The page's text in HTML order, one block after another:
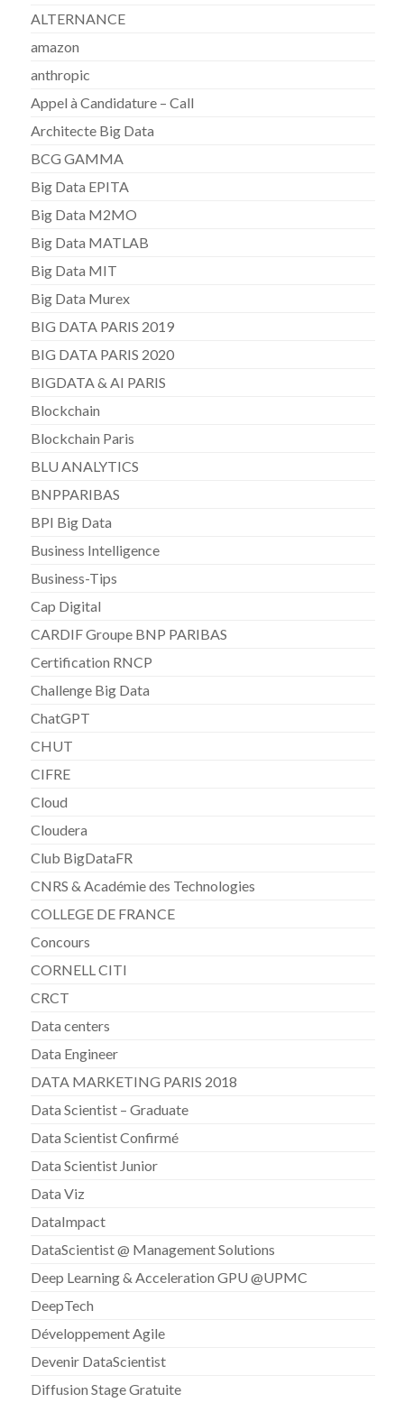
ALTERNANCE
amazon
anthropic
Appel à Candidature – Call
Architecte Big Data
BCG GAMMA
Big Data EPITA
Big Data M2MO
Big Data MATLAB
Big Data MIT
Big Data Murex
BIG DATA PARIS 2019
BIG DATA PARIS 2020
BIGDATA & AI PARIS
Blockchain
Blockchain Paris
BLU ANALYTICS
BNPPARIBAS
BPI Big Data
Business Intelligence
Business-Tips
Cap Digital
CARDIF Groupe BNP PARIBAS
Certification RNCP
Challenge Big Data
ChatGPT
CHUT
CIFRE
Cloud
Cloudera
Club BigDataFR
CNRS & Académie des Technologies
COLLEGE DE FRANCE
Concours
CORNELL CITI
CRCT
Data centers
Data Engineer
DATA MARKETING PARIS 2018
Data Scientist – Graduate
Data Scientist Confirmé
Data Scientist Junior
Data Viz
DataImpact
DataScientist @ Management Solutions
Deep Learning & Acceleration GPU @UPMC
DeepTech
Développement Agile
Devenir DataScientist
Diffusion Stage Gratuite